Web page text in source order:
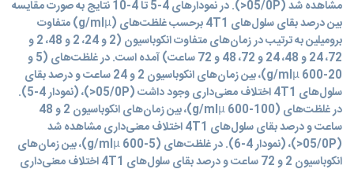
مشاهده شد (05/0P<). در نمودارهای 4-5 تا 4-10 نتایج به صورت مقایسه
بین درصد بقای سلول‌های 4T1 برحسب غلظت‌های (g/mlµ) متفاوت
برومیلین به ترتیب در زمان‌های متفاوت انکوباسیون (2 و 24، 2 و 48، 2 و
72، 24 و 48، 24 و 72، 48 و 72 ساعت) آمده است. در غلظت‌های (5 و
g/mlµ 600-20)، بین زمان‌های انکوباسیون 2 و 24 ساعت و درصد بقای
سلول‌های 4T1 اختلاف معنی‌داری وجود داشت (05/0P<)، (نمودار 4-5).
در غلظت‌های (g/mlµ 600-100)، بین زمان‌های انکوباسیون 2 و 48
ساعت و درصد بقای سلول‌های 4T1 اختلاف معنی‌داری مشاهده شد
(05/0P<)، (نمودار 4-6). در غلظت‌های (g/mlµ 600-5)، بین زمان‌های
انکوباسیون 2 و 72 ساعت و درصد بقای سلول‌های 4T1 اختلاف معنی‌داری